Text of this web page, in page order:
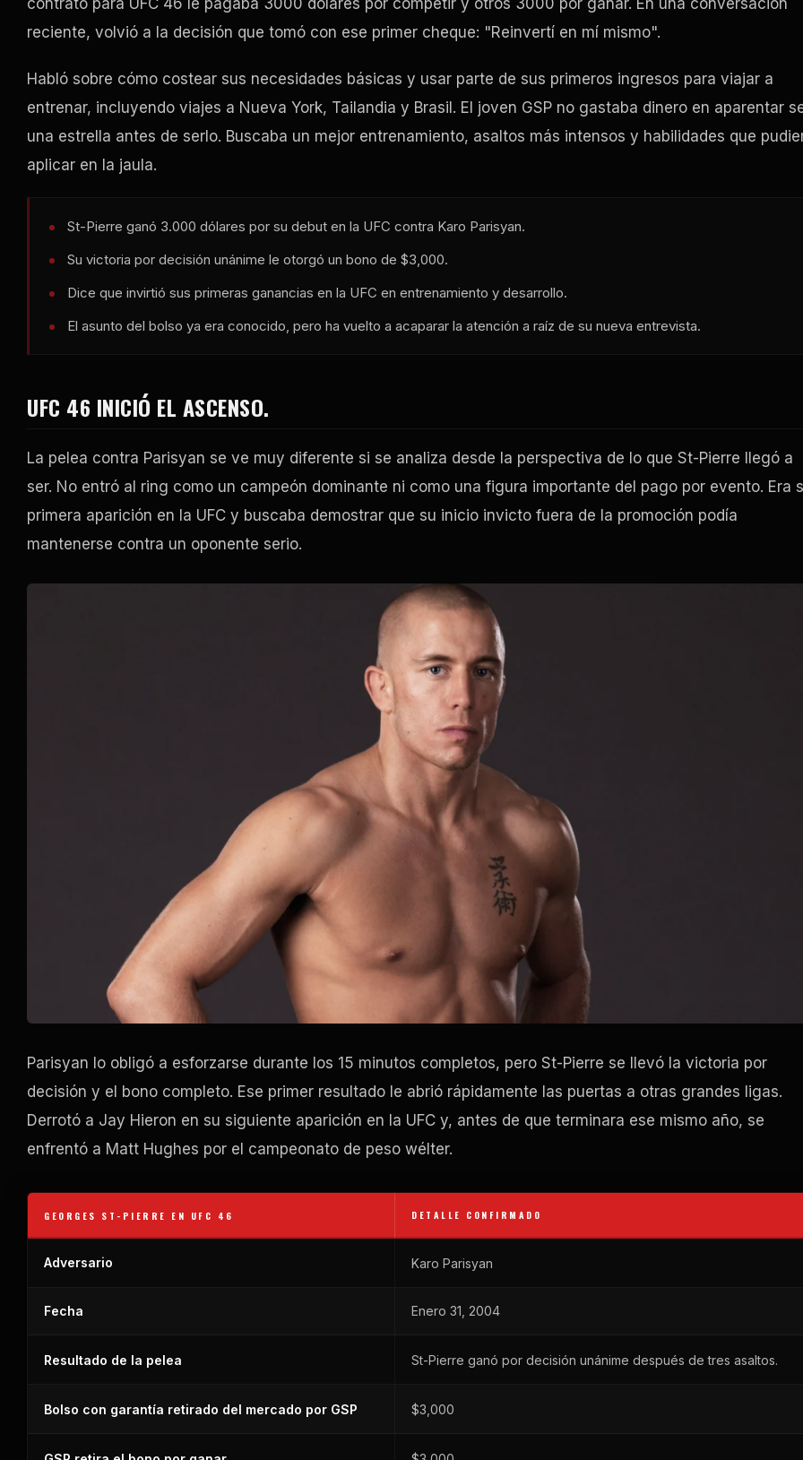
contrato para UFC 46 le pagaba 3000 dólares por competir y otros 3000 por ganar. En una conversación
reciente, volvió a la decisión que tomó con ese primer cheque: "Reinvertí en mí mismo".
Habló sobre cómo costear sus necesidades básicas y usar parte de sus primeros ingresos para viajar a
entrenar, incluyendo viajes a Nueva York, Tailandia y Brasil. El joven GSP no gastaba dinero en aparentar
una estrella antes de serlo. Buscaba un mejor entrenamiento, asaltos más intensos y habilidades que
aplicar en la jaula.
St-Pierre ganó 3.000 dólares por su debut en la UFC contra Karo Parisyan.
Su victoria por decisión unánime le otorgó un bono de $3,000.
Dice que invirtió sus primeras ganancias en la UFC en entrenamiento y desarrollo.
El asunto del bolso ya era conocido, pero ha vuelto a acaparar la atención a raíz de su nueva entrevista.
UFC 46 INICIÓ EL ASCENSO.
La pelea contra Parisyan se ve muy diferente si se analiza desde la perspectiva de lo que St-Pierre llegó a
ser. No entró al ring como un campeón dominante ni como una figura importante del pago por evento. Era
primera aparición en la UFC y buscaba demostrar que su inicio invicto fuera de la promoción podía
mantenerse contra un oponente serio.
Parisyan lo obligó a esforzarse durante los 15 minutos completos, pero St-Pierre se llevó la victoria por
decisión y el bono completo. Ese primer resultado le abrió rápidamente las puertas a otras grandes ligas.
Derrotó a Jay Hieron en su siguiente aparición en la UFC y, antes de que terminara ese mismo año, se
enfrentó a Matt Hughes por el campeonato de peso wélter.
GEORGES ST-PIERRE EN UFC 46 DETALLE CONFIRMADO
Adversario Karo Parisyan
Fecha Enero 31, 2004
Resultado de la pelea St-Pierre ganó por decisión unánime después de tres asaltos.
Bolso con garantía retirado del mercado por GSP $3,000